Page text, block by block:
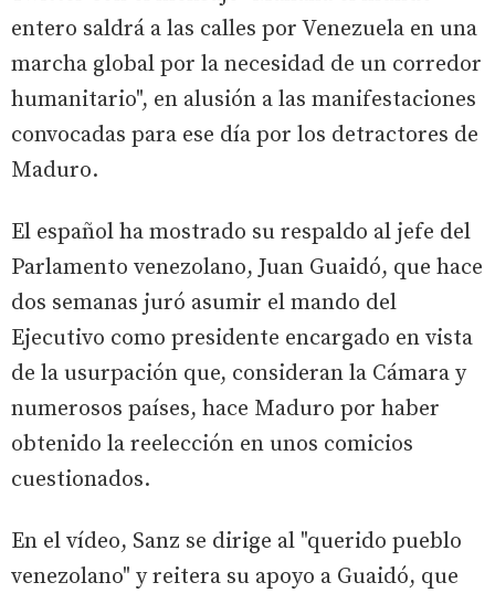
entero saldrá a las calles por Venezuela en una
marcha global por la necesidad de un corredor
humanitario", en alusión a las manifestaciones
convocadas para ese día por los detractores de
Maduro.
El español ha mostrado su respaldo al jefe del
Parlamento venezolano, Juan Guaidó, que hace
dos semanas juró asumir el mando del
Ejecutivo como presidente encargado en vista
de la usurpación que, consideran la Cámara y
numerosos países, hace Maduro por haber
obtenido la reelección en unos comicios
cuestionados.
En el vídeo, Sanz se dirige al "querido pueblo
venezolano" y reitera su apoyo a Guaidó, que